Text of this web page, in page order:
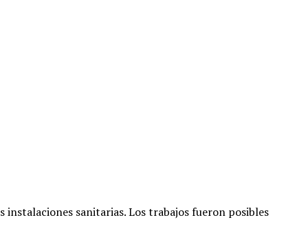
instalaciones sanitarias. Los trabajos fueron posibles